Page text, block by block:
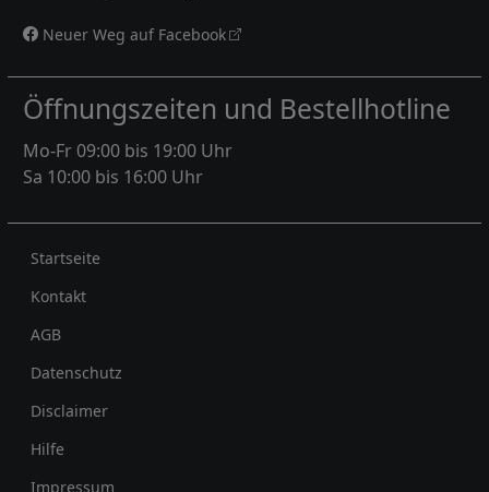
Neuer Weg auf Facebook
Öffnungszeiten und Bestellhotline
Mo-Fr 09:00 bis 19:00 Uhr
Sa 10:00 bis 16:00 Uhr
Rechtliches
Startseite
Kontakt
AGB
Datenschutz
Disclaimer
Hilfe
Impressum